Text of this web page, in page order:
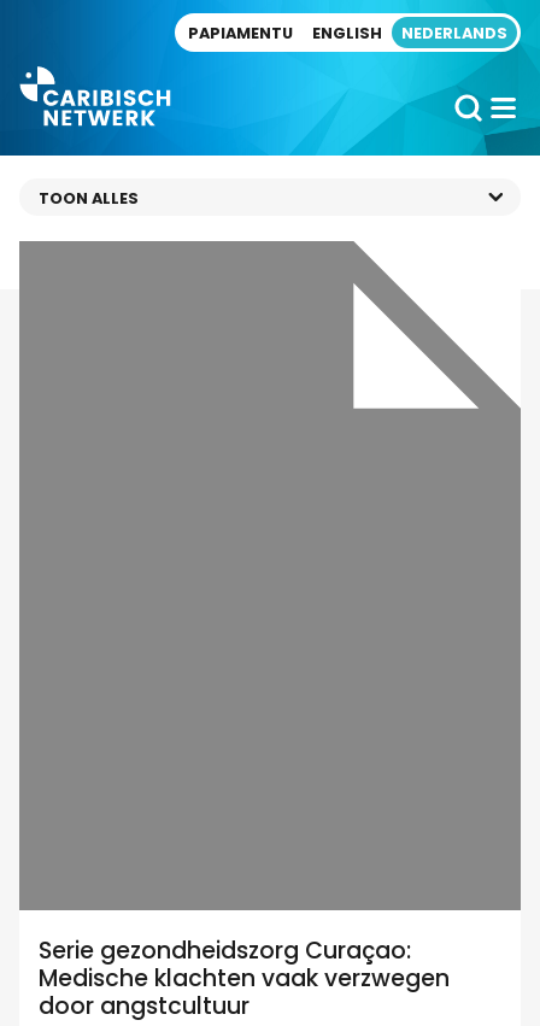
PAPIAMENTU ENGLISH NEDERLANDS
Serie gezondheidszorg Curaçao:
Medische klachten vaak verzwegen
door angstcultuur